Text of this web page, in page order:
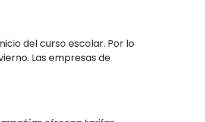
del curso escolar. Por lo
Las empresas de